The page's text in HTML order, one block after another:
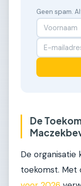
Geen spam.
De
De organisatie
toekomst. Met